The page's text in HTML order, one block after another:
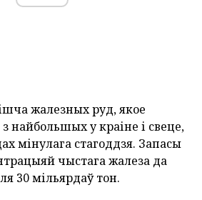
жалезных руд, якое
найбольшых у краіне і свеце,
мінулага стагоддзя. Запасы
чыстага жалеза да
30 мільярдаў тон.